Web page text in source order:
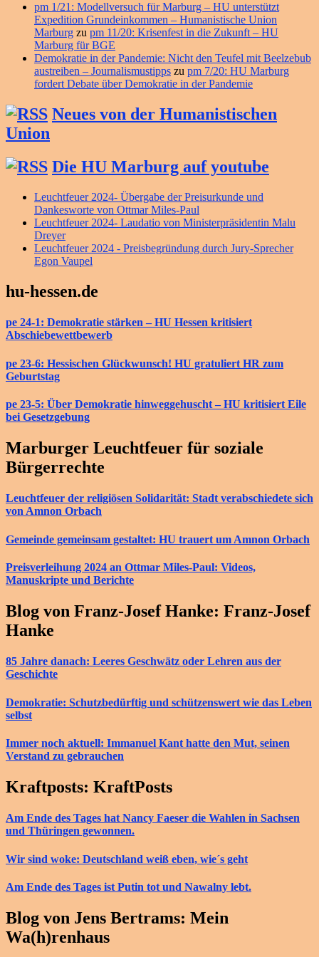
pm 1/21: Modellversuch für Marburg – HU unterstützt
Expedition Grundeinkommen – Humanistische Union
Marburg zu pm 11/20: Krisenfest in die Zukunft – HU
Marburg für BGE
Demokratie in der Pandemie: Nicht den Teufel mit Beelzebub
austreiben – Journalismustipps zu pm 7/20: HU Marburg
fordert Debate über Demokratie in der Pandemie
Neues von der Humanistischen
Union
Die HU Marburg auf youtube
Leuchtfeuer 2024- Übergabe der Preisurkunde und
Dankesworte von Ottmar Miles-Paul
Leuchtfeuer 2024- Laudatio von Ministerpräsidentin Malu
Dreyer
Leuchtfeuer 2024 - Preisbegründung durch Jury-Sprecher
Egon Vaupel
hu-hessen.de
pe 24-1: Demokratie stärken – HU Hessen kritisiert
Abschiebewettbewerb
pe 23-6: Hessischen Glückwunsch! HU gratuliert HR zum
Geburtstag
pe 23-5: Über Demokratie hinweggehuscht – HU kritisiert Eile
bei Gesetzgebung
Marburger Leuchtfeuer für soziale
Bürgerrechte
Leuchtfeuer der religiösen Solidarität: Stadt verabschiedete sich
von Amnon Orbach
Gemeinde gemeinsam gestaltet: HU trauert um Amnon Orbach
Preisverleihung 2024 an Ottmar Miles-Paul: Videos,
Manuskripte und Berichte
Blog von Franz-Josef Hanke: Franz-Josef
Hanke
85 Jahre danach: Leeres Geschwätz oder Lehren aus der
Geschichte
Demokratie: Schutzbedürftig und schützenswert wie das Leben
selbst
Immer noch aktuell: Immanuel Kant hatte den Mut, seinen
Verstand zu gebrauchen
Kraftposts: KraftPosts
Am Ende des Tages hat Nancy Faeser die Wahlen in Sachsen
und Thüringen gewonnen.
Wir sind woke: Deutschland weiß eben, wie´s geht
Am Ende des Tages ist Putin tot und Nawalny lebt.
Blog von Jens Bertrams: Mein
Wa(h)renhaus